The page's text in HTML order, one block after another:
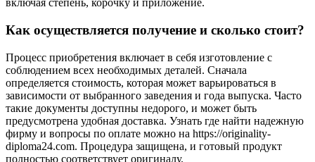
включая степень, корочку и приложение.
Как осуществляется получение и сколько стоит?
Процесс приобретения включает в себя изготовление с
соблюдением всех необходимых деталей. Сначала
определяется стоимость, которая может варьироваться в
зависимости от выбранного заведения и года выпуска. Часто
такие документы доступны недорого, и может быть
предусмотрена удобная доставка. Узнать где найти надежную
фирму и вопросы по оплате можно на https://originality-
diploma24.com. Процедура защищена, и готовый продукт
полностью соответствует оригиналу.